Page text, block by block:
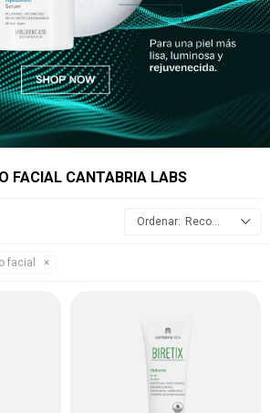
FACIAL CANTABRIA LABS
Recomendados
facial